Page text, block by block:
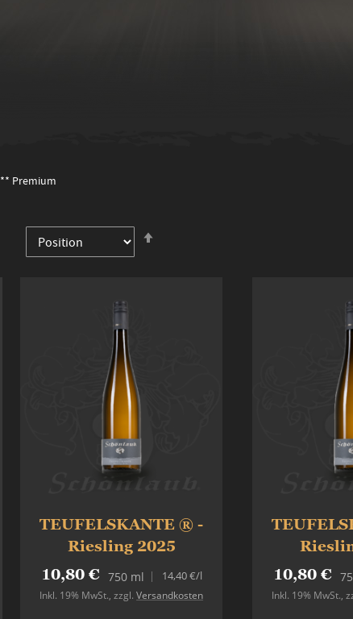
** Premium
TEUFELSKANTE ® -
Riesling 2025
10,80 € 750 ml
Inkl. 19% MwSt.,zzgl.Versandkosten
14,40 €/l
10,80 €
Inkl. 19% MwSt.,